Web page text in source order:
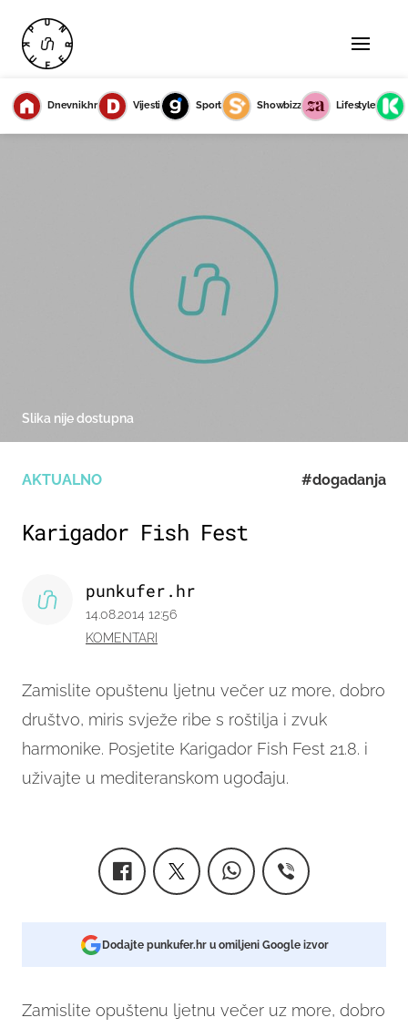
Dnevnik.hr Vijesti Sport Showbizz Lifestyle
AKTUALNO #dogadanja
Karigador Fish Fest
Zamislite opuštenu ljetnu večer uz more, dobro
društvo, miris svježe ribe s roštilja i zvuk
harmonike. Posjetite Karigador Fish Fest 21.8. i
uživajte u mediteranskom ugođaju.
punkufer.hr
14.08.2014 12:56
KOMENTARI
Slika nije dostupna
Dodajte punkufer.hr u omiljeni Google izvor
Zamislite opuštenu ljetnu večer uz more, dobro